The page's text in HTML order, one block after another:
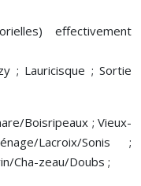
effectivement
; Lauricisque ; Sortie
Boisripeaux ; Vieux-
Lacroix/Sonis ;
Cha-zeau/Doubs ;